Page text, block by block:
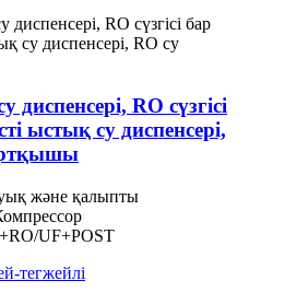
диспенсері, RO сүзгісі
ыстық су диспенсері,
және қалыпты
UF+POST
тегжейлі